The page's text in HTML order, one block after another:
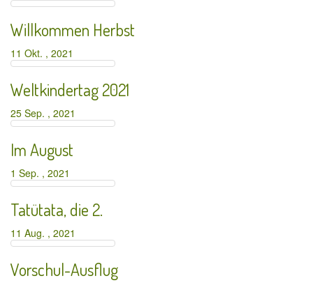
Willkommen Herbst
11 Okt. , 2021
Weltkindertag 2021
25 Sep. , 2021
Im August
1 Sep. , 2021
Tatütata, die 2.
11 Aug. , 2021
Vorschul-Ausflug